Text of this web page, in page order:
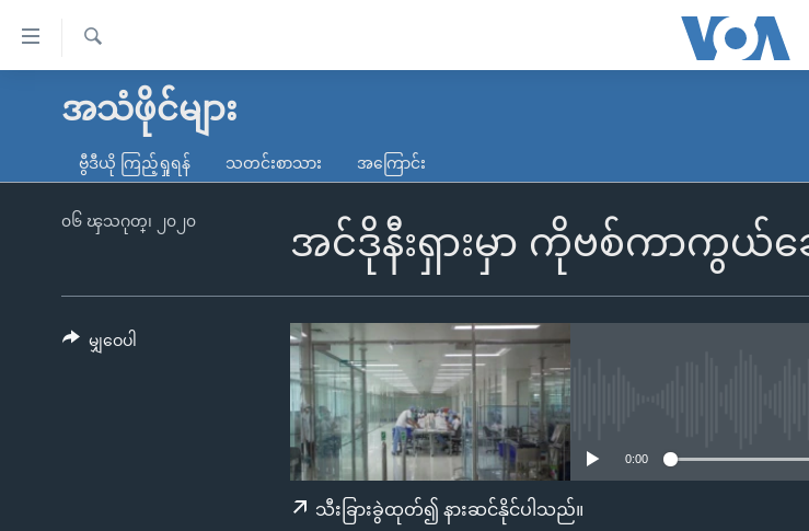
လွယ်ကူ
သည့်
မူလစာမျက်နှာ
ကမ္ဘာ့သတင်းများ
နိုင်ငံတကာ
တရုတ်
အစ္စရေး-ပါလက်စတိုင်း
ရပ်ဝန်းတခု လမ်းတခု အလွန်
အင်္ဂလိပ်စာလေ့လာမယ်
ရ
အသံဖိုင်များ
ဗွီဒီယို ကြည့်ရှုရန် သတင်းစာသား အကြောင်း
အင်ဒိုနီးရှားမှာ ကိုဗစ်ကာကွယ်
၀၆ ၾသဂုတ္၊ ၂၀၂၀
0:00
သီးခြားခွဲထုတ်၍ နားဆင်နိုင်ပါသည်။
မျှဝေပါ